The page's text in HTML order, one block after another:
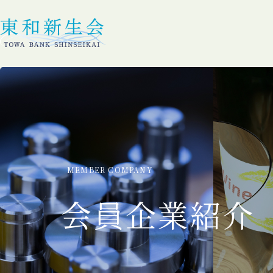
MEMBER COMPANY
会員企業紹介